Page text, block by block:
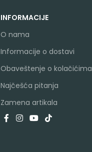
INFORMACIJE
O nama
Informacije o dostavi
Obaveštenje o kolačićima
Najčešća pitanja
Zamena artikala